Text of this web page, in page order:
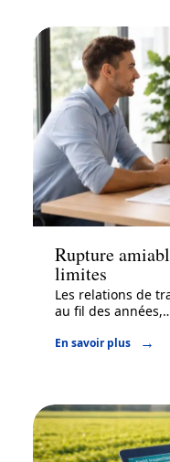
Juridique
Rupture
limites
Les relations de
au fil des années,
En savoir plus